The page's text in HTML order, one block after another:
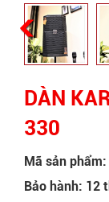
DÀN
330
Mã sản
Bảo hành: 12